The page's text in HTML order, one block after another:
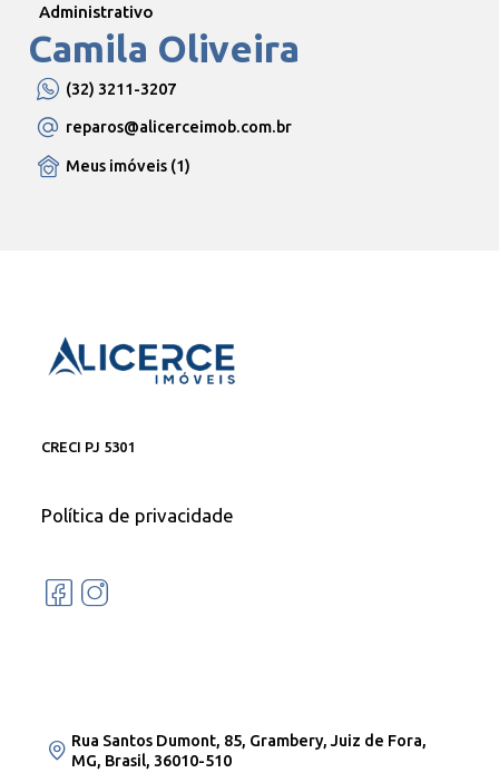
Administrativo
Camila Oliveira
(32) 3211-3207
reparos@alicerceimob.com.br
Meus imóveis (1)
CRECI PJ 5301
Política de privacidade
Rua Santos Dumont, 85, Grambery, Juiz de Fora,
MG, Brasil, 36010-510